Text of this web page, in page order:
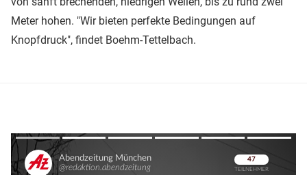
Meter hohen. "Wir bieten perfekte Bedingungen auf
Knopfdruck", findet Boehm-Tettelbach.